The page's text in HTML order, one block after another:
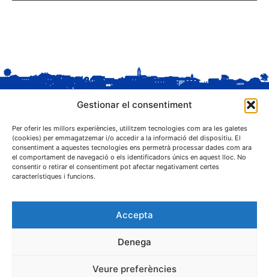
Gestionar el consentiment
Per oferir les millors experiències, utilitzem tecnologies com ara les galetes
(cookies) per emmagatzemar i/o accedir a la informació del dispositiu. El
consentiment a aquestes tecnologies ens permetrà processar dades com ara
el comportament de navegació o els identificadors únics en aquest lloc. No
consentir o retirar el consentiment pot afectar negativament certes
característiques i funcions.
Accepta
Denega
Veure preferències
C. Sant Josep, 1
25243 El Palau d'Anglesola (Pla d'Urgell)
Privacitat Cookies
Protecció de dades